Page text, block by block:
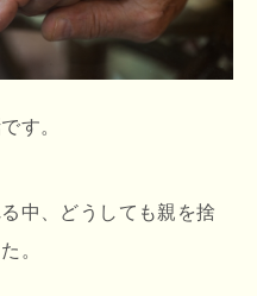
す。
中、どうしても親を捨
。